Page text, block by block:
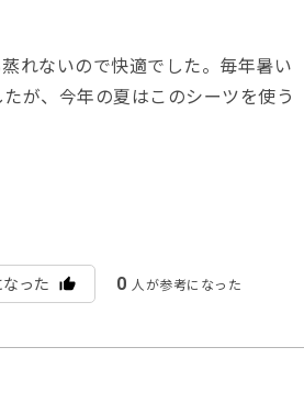
れないので快適でした。毎年暑い
が、今年の夏はこのシーツを使う
った 0 人が参考になった